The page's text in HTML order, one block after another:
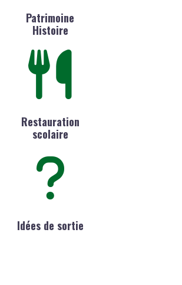
Patrimoine
Histoire
Restauration
scolaire
Idées de sortie